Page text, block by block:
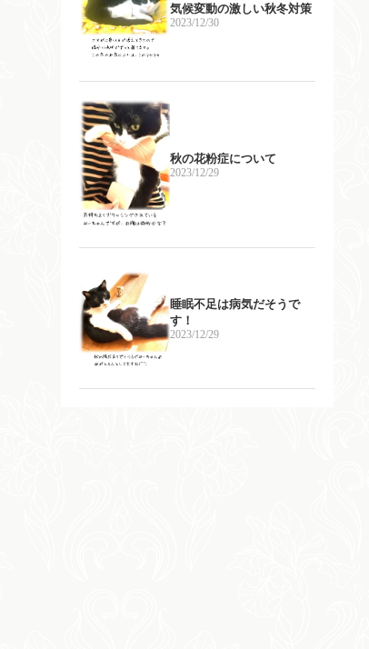
気候変動の激しい秋冬対策
2023/12/30
秋の花粉症について
2023/12/29
睡眠不足は病気だそうで
す！
2023/12/29